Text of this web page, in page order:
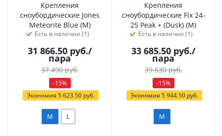
Крепления
сноубордические Jones
Meteorite Blue (M)
Есть в наличии (1)
31 866.50 руб./
пара
37 490руб.
-15%
Экономия 5 623.50руб.
M L
Крепления
сноубордические Fix 24-
25 Peak + (Dusk) (M)
Есть в наличии (1)
33 685.50 руб./
пара
39 630руб.
-15%
Экономия 5 944.50руб.
M